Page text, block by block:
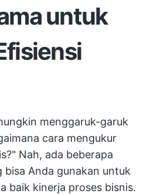
untuk
menggaruk-garuk
cara mengukur
Nah, ada beberapa
Anda gunakan untuk
baik kinerja proses bisnis.